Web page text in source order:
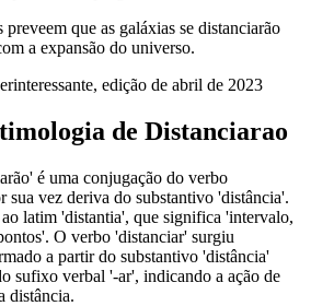
preveem que as galáxias se distanciarão
a expansão do universo.
edição de abril de 2023
de Distanciarao
é uma conjugação do verbo
sua vez deriva do substantivo 'distância'.
latim 'distantia', que significa 'intervalo,
O verbo 'distanciar' surgiu
a partir do substantivo 'distância'
sufixo verbal '-ar', indicando a ação de
distância.